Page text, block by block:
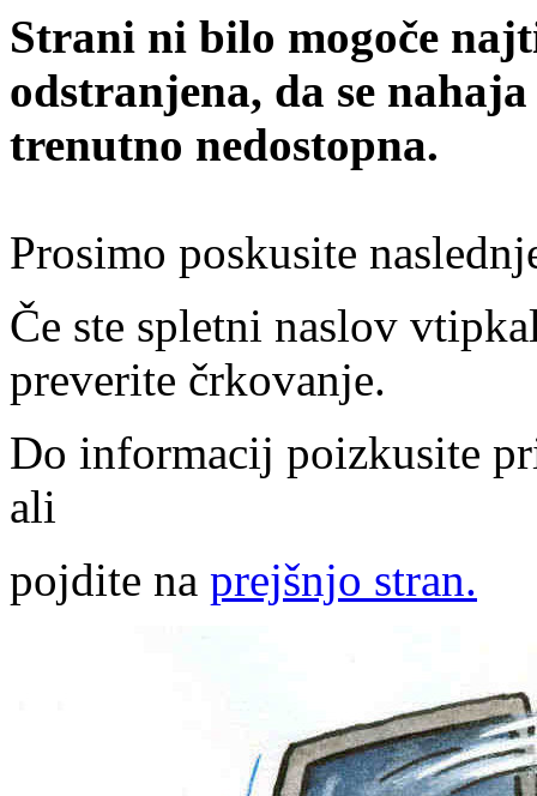
Strani ni bilo mogoče
odstranjena, da se
trenutno nedostopna.
Prosimo poskusite
Če ste spletni naslov
preverite črkovanje.
Do informacij poizkusite
ali
pojdite na prejšnjo stran.